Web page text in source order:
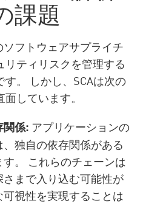
課題
ソフトウェアサプライチ
リティリスクを管理する
す。 しかし、SCAは次の
しています。
関係: アプリケーションの
独自の依存関係がある
。 これらのチェーンは
まで入り込む可能性が
視性を実現することは